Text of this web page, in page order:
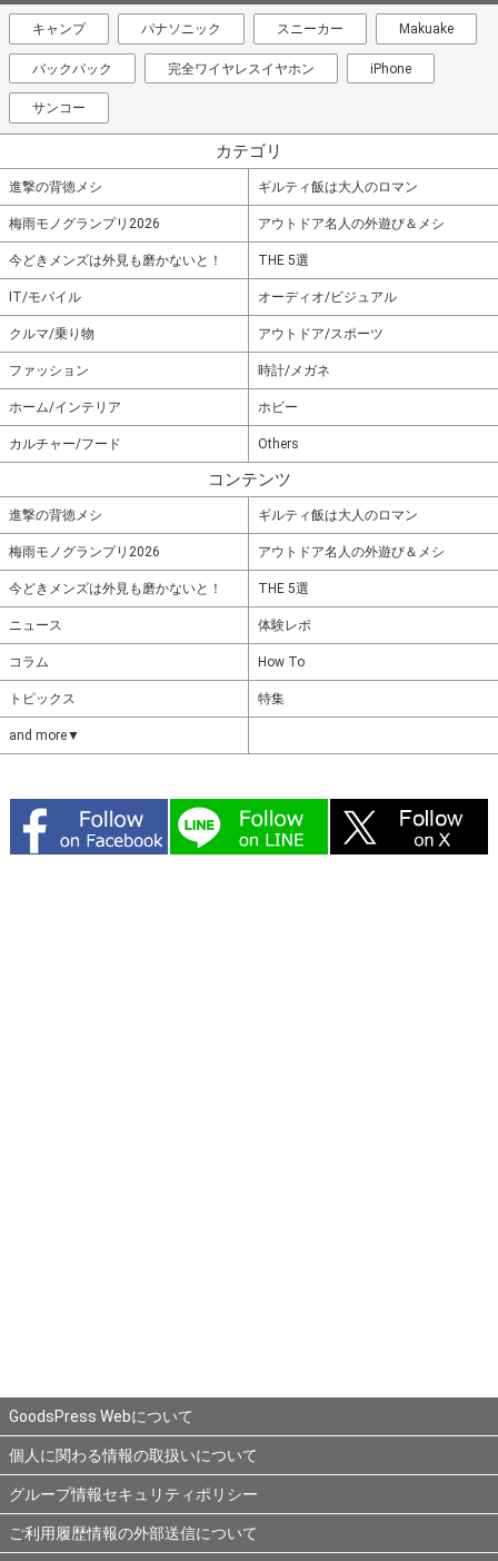
キャンプ パナソニック スニーカー Makuake
バックパック 完全ワイヤレスイヤホン iPhone
サンコー
カテゴリ
進撃の背徳メシ ギルティ飯は大人のロマン
梅雨モノグランプリ2026 アウトドア名人の外遊び＆メシ
今どきメンズは外見も磨かないと！ THE 5選
IT/モバイル オーディオ/ビジュアル
クルマ/乗り物 アウトドア/スポーツ
ファッション 時計/メガネ
ホーム/インテリア ホビー
カルチャー/フード Others
コンテンツ
進撃の背徳メシ ギルティ飯は大人のロマン
梅雨モノグランプリ2026 アウトドア名人の外遊び＆メシ
今どきメンズは外見も磨かないと！ THE 5選
ニュース 体験レポ
コラム How To
トピックス 特集
and more▼
GoodsPress Webについて
個人に関わる情報の取扱いについて
グループ情報セキュリティポリシー
ご利用履歴情報の外部送信について